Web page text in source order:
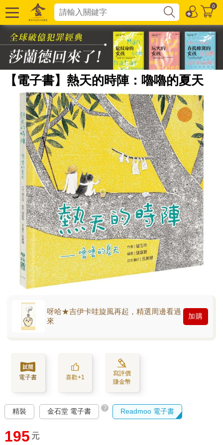
0
【電子書】熱天的時陣：嚕嚕的夏天
呀哈★吉伊卡哇旋風再起，精選周邊看過
來
加購
電子書 喜歡+1
寫評價
賺金幣
精裝 金石堂 電子書 ? Readmoo 電子書
195 元